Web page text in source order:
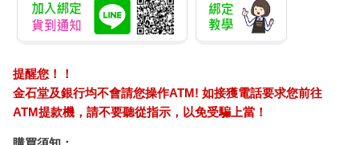
提醒您！！
金石堂及銀行均不會請您操作ATM! 如接獲電話要求您前往
ATM提款機，請不要聽從指示，以免受騙上當！